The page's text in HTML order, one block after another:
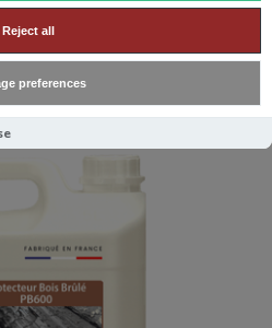
Reject all
preferences